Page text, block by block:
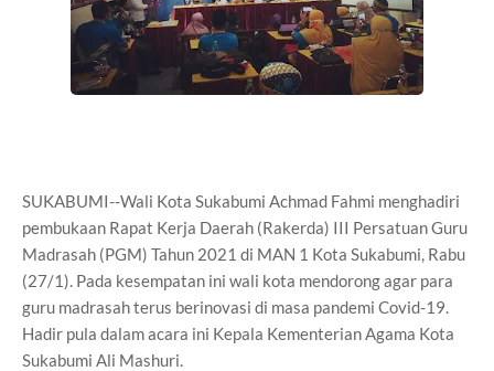
SUKABUMI--Wali Kota Sukabumi Achmad Fahmi menghadiri
pembukaan Rapat Kerja Daerah (Rakerda) III Persatuan Guru
Madrasah (PGM) Tahun 2021 di MAN 1 Kota Sukabumi, Rabu
(27/1). Pada kesempatan ini wali kota mendorong agar para
guru madrasah terus berinovasi di masa pandemi Covid-19.
Hadir pula dalam acara ini Kepala Kementerian Agama Kota
Sukabumi Ali Mashuri.